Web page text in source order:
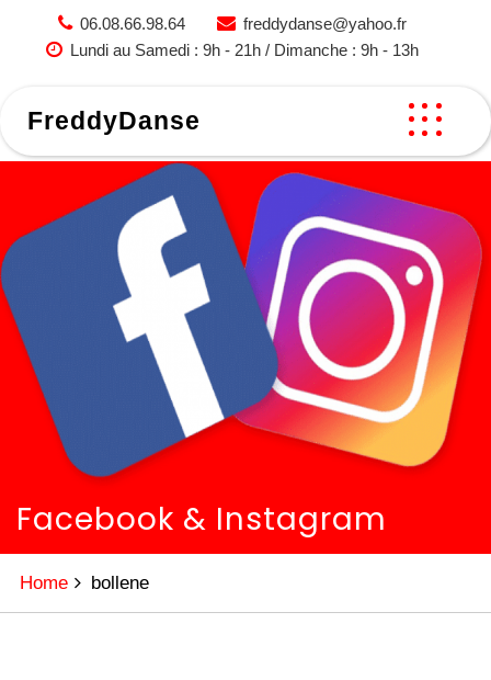
06.08.66.98.64
freddydanse@yahoo.fr
Lundi au Samedi : 9h - 21h / Dimanche : 9h - 13h
FreddyDanse
Facebook & Instagram
Home bollene